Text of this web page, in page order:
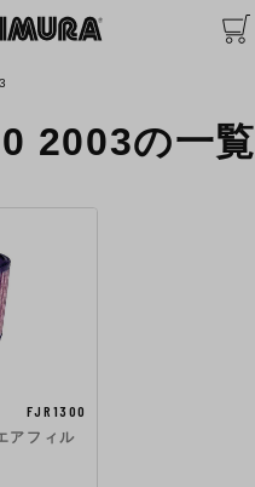
2003の一覧
FJR1300
アフィル